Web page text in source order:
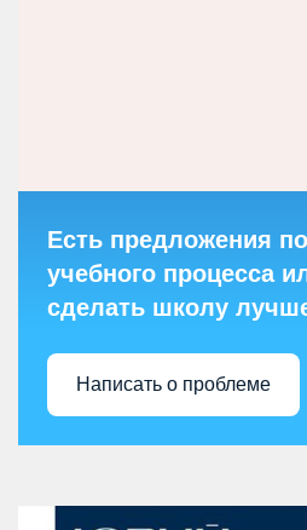
Есть предложения
учебного процесса
сделать школу
Написать о проблеме